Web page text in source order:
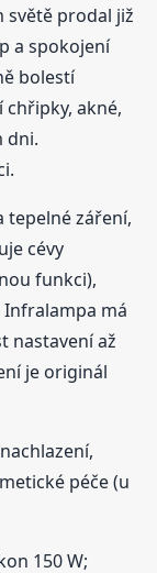
světě prodal již
a spokojení
bolestí
chřipky, akné,
dni.
tepelné záření,
cévy
funkci),
Infralampa má
nastavení až
je originál
péče (u
150 W;